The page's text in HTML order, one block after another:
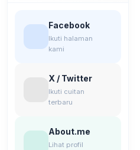
Facebook
Ikuti halaman
kami
X / Twitter
Ikuti cuitan
terbaru
About.me
Lihat profil